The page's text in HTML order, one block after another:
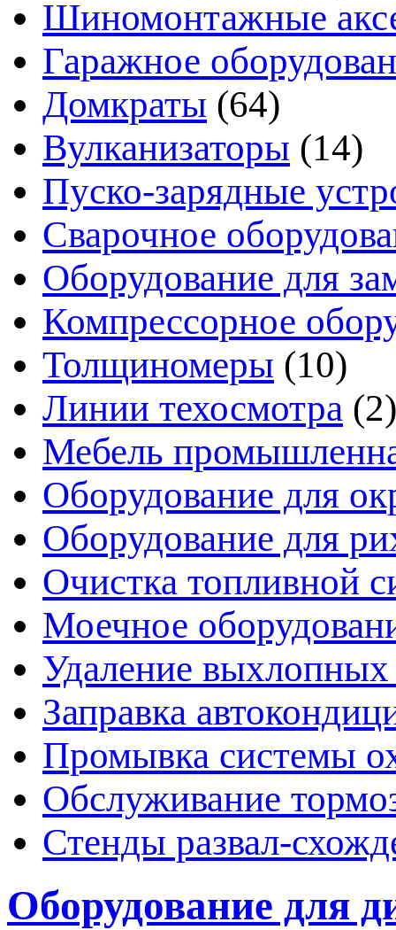
Шиномонтажные
Гаражное
Домкраты (64)
Вулканизаторы (14)
Пуско-зарядные
Сварочное
Оборудование для
Компрессорное
Толщиномеры (10)
Линии техосмотра (2)
Мебель
Оборудование для
Оборудование для
Очистка топливной
Моечное
Удаление выхлопных
Заправка
Промывка системы
Обслуживание
Стенды развал-
Оборудование для